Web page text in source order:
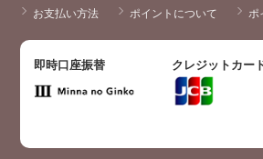
お支払い方法 ポイントについて ポ
即時口座振替 クレジットカー